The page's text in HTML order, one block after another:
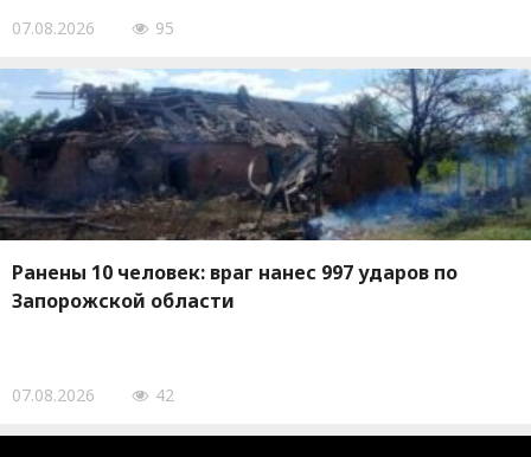
07.08.2026 95
Ранены 10 человек: враг нанес 997 ударов по
Запорожской области
07.08.2026 42